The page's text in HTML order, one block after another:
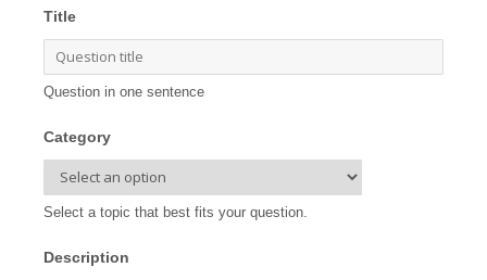
Title
Question in one sentence
Category
Select a topic that best fits your question.
Description